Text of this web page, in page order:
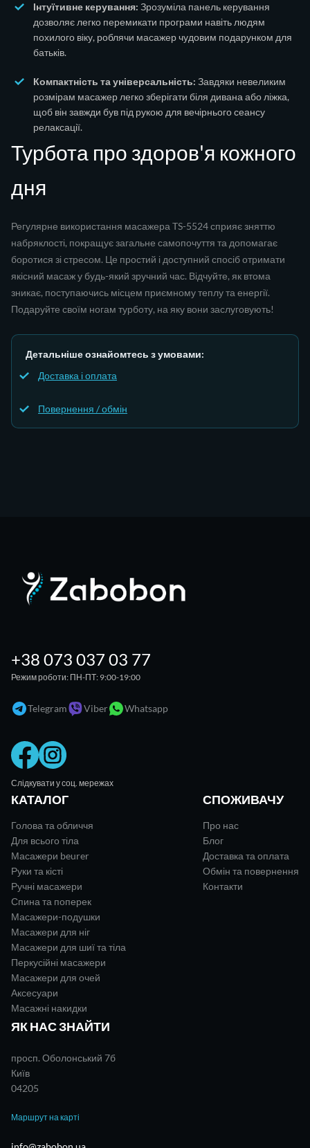
Інтуїтивне керування: Зрозуміла панель керування
дозволяє легко перемикати програми навіть людям
похилого віку, роблячи масажер чудовим подарунком для
батьків.
Компактність та універсальність: Завдяки невеликим
розмірам масажер легко зберігати біля дивана або ліжка,
щоб він завжди був під рукою для вечірнього сеансу
релаксації.
Турбота про здоров'я кожного
дня
Регулярне використання масажера TS-5524 сприяє зняттю
набряклості, покращує загальне самопочуття та допомагає
боротися зі стресом. Це простий і доступний спосіб отримати
якісний масаж у будь-який зручний час. Відчуйте, як втома
зникає, поступаючись місцем приємному теплу та енергії.
Подаруйте своїм ногам турботу, на яку вони заслуговують!
Детальніше ознайомтесь з умовами:
Доставка і оплата
Повернення / обмін
+38 073 037 03 77
Режим роботи: ПН-ПТ: 9:00-19:00
Telegram Viber Whatsapp
Слідкувати у соц. мережах
ЯК НАС ЗНАЙТИ
просп. Оболонський 7б
Київ
04205
Маршрут на карті
КАТАЛОГ
Голова та обличчя
Для всього тіла
Масажери beurer
Руки та кісті
Ручні масажери
Спина та поперек
Масажери-подушки
Масажери для ніг
Масажери для шиї та тіла
Перкусійні масажери
Масажери для очей
Аксесуари
Масажні накидки
СПОЖИВАЧУ
Про нас
Блог
Доставка та оплата
Обмін та повернення
Контакти